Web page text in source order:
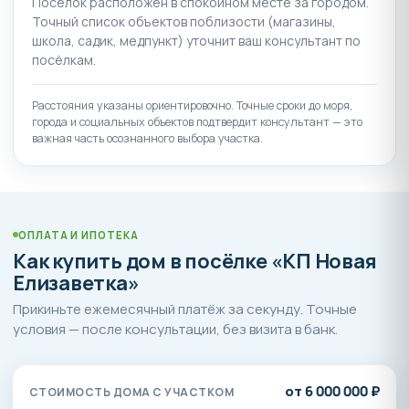
Торговый комплекс
На территории микрорайона формируется
полноценная дорожная сеть. Обустроены
автомобильные дороги и пешеходные тротуары, а
также велодорожки. Один из главных приоритетов
здесь - это безопасность, поэтому на въезде в
поселок установлен охраняемый КПП, а по
территории установлена система видеонаблюдения.
Елизаветка» обеспечена собственными новыми
коммунальными сетями. Это гарантирует их
бесперебойную работоспособность на долгие годы.
В микрорайоне функционируют:
собственная котельная
400 м (артезианская скважина)
Все коммуникации – свет, газ, вода, канализация –
Точный список объектов поблизости (магазины,
школа, садик, медпункт) уточнит ваш консультант по
посёлкам.
Расстояния указаны ориентировочно. Точные сроки до моря,
города и социальных объектов подтвердит консультант — это
важная часть осознанного выбора участка.
ОПЛАТА И ИПОТЕКА
Как купить дом в посёлке «КП Новая
Елизаветка»
Прикиньте ежемесячный платёж за секунду. Точные
условия — после консультации, без визита в банк.
СТОИМОСТЬ ДОМА С УЧАСТКОМ от 6 000 000 ₽